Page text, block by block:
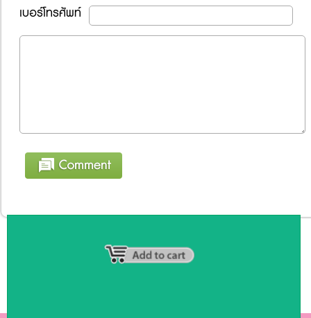
เบอร์โทรศัพท์